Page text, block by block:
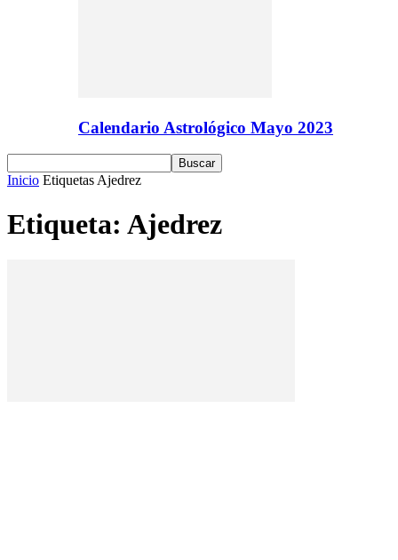
Calendario Astrológico Mayo 2023
Inicio Etiquetas Ajedrez
Etiqueta: Ajedrez